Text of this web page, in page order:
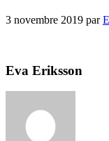
3 novembre 2019 par
Eva Eriksson